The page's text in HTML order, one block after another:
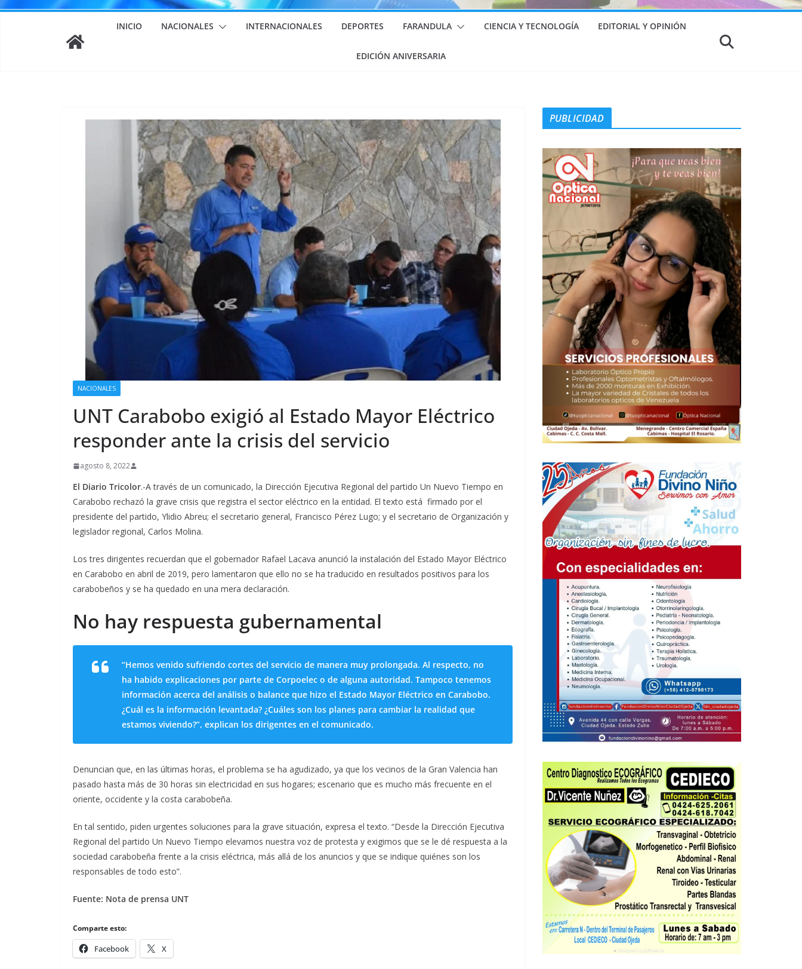
INICIO NACIONALES INTERNACIONALES DEPORTES FARANDULA CIENCIA Y TECNOLOGÍA EDITORIAL Y OPINIÓN
EDICIÓN ANIVERSARIA
NACIONALES
UNT Carabobo exigió al Estado Mayor Eléctrico
responder ante la crisis del servicio
agosto 8, 2022
El Diario Tricolor.-A través de un comunicado, la Dirección Ejecutiva Regional del partido Un Nuevo Tiempo en
Carabobo rechazó la grave crisis que registra el sector eléctrico en la entidad. El texto está firmado por el
presidente del partido, Ylidio Abreu; el secretario general, Francisco Pérez Lugo; y el secretario de Organización y
legislador regional, Carlos Molina.
Los tres dirigentes recuerdan que el gobernador Rafael Lacava anunció la instalación del Estado Mayor Eléctrico
en Carabobo en abril de 2019, pero lamentaron que ello no se ha traducido en resultados positivos para los
carabobeños y se ha quedado en una mera declaración.
No hay respuesta gubernamental
“Hemos venido sufriendo cortes del servicio de manera muy prolongada. Al respecto, no
ha habido explicaciones por parte de Corpoelec o de alguna autoridad. Tampoco tenemos
información acerca del análisis o balance que hizo el Estado Mayor Eléctrico en Carabobo.
¿Cuál es la información levantada? ¿Cuáles son los planes para cambiar la realidad que
estamos viviendo?”, explican los dirigentes en el comunicado.
Denuncian que, en las últimas horas, el problema se ha agudizado, ya que los vecinos de la Gran Valencia han
pasado hasta más de 30 horas sin electricidad en sus hogares; escenario que es mucho más frecuente en el
oriente, occidente y la costa carabobeña.
En tal sentido, piden urgentes soluciones para la grave situación, expresa el texto. “Desde la Dirección Ejecutiva
Regional del partido Un Nuevo Tiempo elevamos nuestra voz de protesta y exigimos que se le dé respuesta a la
sociedad carabobeña frente a la crisis eléctrica, más allá de los anuncios y que se indique quiénes son los
responsables de todo esto”.
Fuente: Nota de prensa UNT
Comparte esto:
Facebook X
PUBLICIDAD